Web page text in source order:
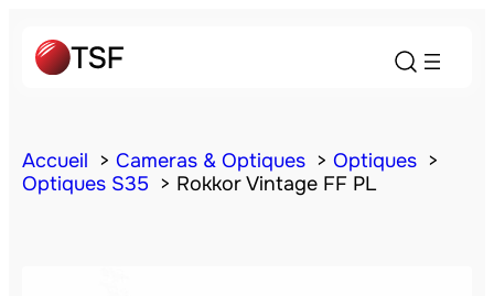
Accueil Cameras & Optiques
Optiques
Optiques S35
Rokkor Vintage FF PL